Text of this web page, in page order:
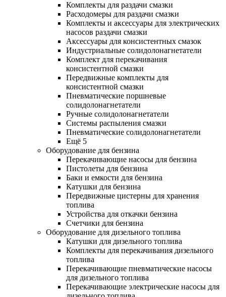
Комплекты для раздачи смазки
Расходомеры для раздачи смазки
Комплекты и аксессуары для электрических
насосов раздачи смазки
Аксессуары для консистентных смазок
Индустриальные солидолонагнетатели
Комплект для перекачивания
консистентной смазки
Передвижные комплекты для
консистентной смазки
Пневматические поршневые
солидолонагнетатели
Ручные солидолонагнетатели
Системы распыления смазки
Пневматические солидолонагнетатели
Ещё 5
Оборудование для бензина
Перекачивающие насосы для бензина
Пистолеты для бензина
Баки и емкости для бензина
Катушки для бензина
Передвижные цистерны для хранения
топлива
Устройства для откачки бензина
Счетчики для бензина
Оборудование для дизельного топлива
Катушки для дизельного топлива
Комплекты для перекачивания дизельного
топлива
Перекачивающие пневматические насосы
для дизельного топлива
Перекачивающие электрические насосы для